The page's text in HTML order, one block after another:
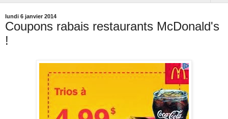
lundi 6 janvier 2014
Coupons rabais restaurants McDonald's
!